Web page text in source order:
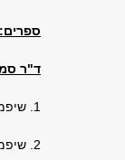
ספרים:
ד"ר
1. שיפמן, סמדר. טביעת אצבעו של המחבר: פוקנר, המינגווי, מאיר שלו (הקיבוץ המאוחד, 1999).
2. שיפמן, סמדר. דברים שרואים מכאן: מעבר למודרניזם? (כרמל, 2007).